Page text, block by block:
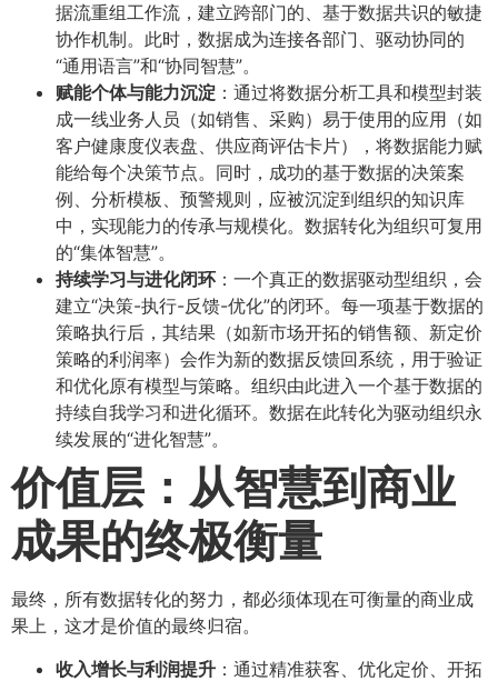
据流重组工作流，建立跨部门的、基于数据共识的敏捷
协作机制。此时，数据成为连接各部门、驱动协同的
“通用语言”和“协同智慧”。
赋能个体与能力沉淀 ：通过将数据分析工具和模型封装
成一线业务人员（如销售、采购）易于使用的应用（如
客户健康度仪表盘、供应商评估卡片），将数据能力赋
能给每个决策节点。同时，成功的基于数据的决策案
例、分析模板、预警规则，应被沉淀到组织的知识库
中，实现能力的传承与规模化。数据转化为组织可复用
的“集体智慧”。
持续学习与进化闭环：一个真正的数据驱动型组织，会
建立“决策-执行-反馈-优化”的闭环。每一项基于数据的
策略执行后，其结果（如新市场开拓的销售额、新定价
策略的利润率）会作为新的数据反馈回系统，用于验证
和优化原有模型与策略。组织由此进入一个基于数据的
持续自我学习和进化循环。数据在此转化为驱动组织永
续发展的“进化智慧”。
价值层：从智慧到商业
成果的终极衡量
最终，所有数据转化的努力，都必须体现在可衡量的商业成
果上，这才是价值的最终归宿。
收入增长与利润提升 ：通过精准获客、优化定价、开拓